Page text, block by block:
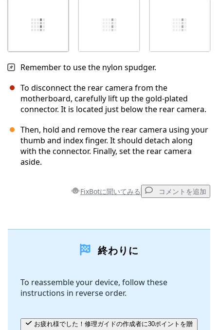
Remember to use the nylon spudger.
To disconnect the rear camera from the
motherboard, carefully lift up the gold-plated
connector. It is located just below the rear camera.
Then, hold and remove the rear camera using your
thumb and index finger. It should detach along
with the connector. Finally, set the rear camera
aside.
FixBotに聞いてみる コメントを追加
キャンセル
終わりに
To reassemble your device, follow these
instructions in reverse order.